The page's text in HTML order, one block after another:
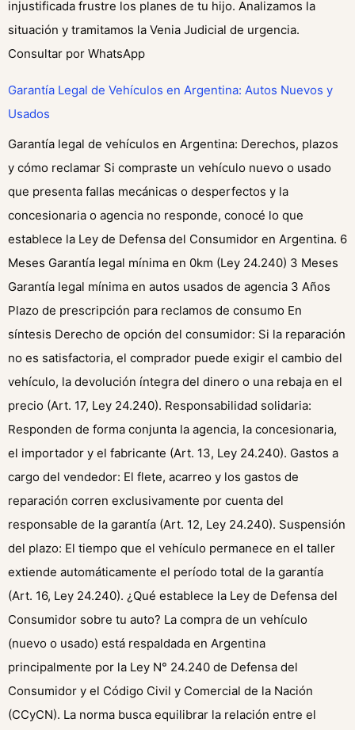
injustificada frustre los planes de tu hijo. Analizamos la
situación y tramitamos la Venia Judicial de urgencia.
Consultar por WhatsApp
Garantía Legal de Vehículos en Argentina: Autos Nuevos y
Usados
Garantía legal de vehículos en Argentina: Derechos, plazos
y cómo reclamar Si compraste un vehículo nuevo o usado
que presenta fallas mecánicas o desperfectos y la
concesionaria o agencia no responde, conocé lo que
establece la Ley de Defensa del Consumidor en Argentina. 6
Meses Garantía legal mínima en 0km (Ley 24.240) 3 Meses
Garantía legal mínima en autos usados de agencia 3 Años
Plazo de prescripción para reclamos de consumo En
síntesis Derecho de opción del consumidor: Si la reparación
no es satisfactoria, el comprador puede exigir el cambio del
vehículo, la devolución íntegra del dinero o una rebaja en el
precio (Art. 17, Ley 24.240). Responsabilidad solidaria:
Responden de forma conjunta la agencia, la concesionaria,
el importador y el fabricante (Art. 13, Ley 24.240). Gastos a
cargo del vendedor: El flete, acarreo y los gastos de
reparación corren exclusivamente por cuenta del
responsable de la garantía (Art. 12, Ley 24.240). Suspensión
del plazo: El tiempo que el vehículo permanece en el taller
extiende automáticamente el período total de la garantía
(Art. 16, Ley 24.240). ¿Qué establece la Ley de Defensa del
Consumidor sobre tu auto? La compra de un vehículo
(nuevo o usado) está respaldada en Argentina
principalmente por la Ley N° 24.240 de Defensa del
Consumidor y el Código Civil y Comercial de la Nación
(CCyCN). La norma busca equilibrar la relación entre el